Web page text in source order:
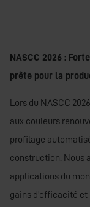
NASCC 2026 :
prête pour la
Lors du NASCC
aux couleurs
profilage
construction. Nous
applications du
gains d’efficacité